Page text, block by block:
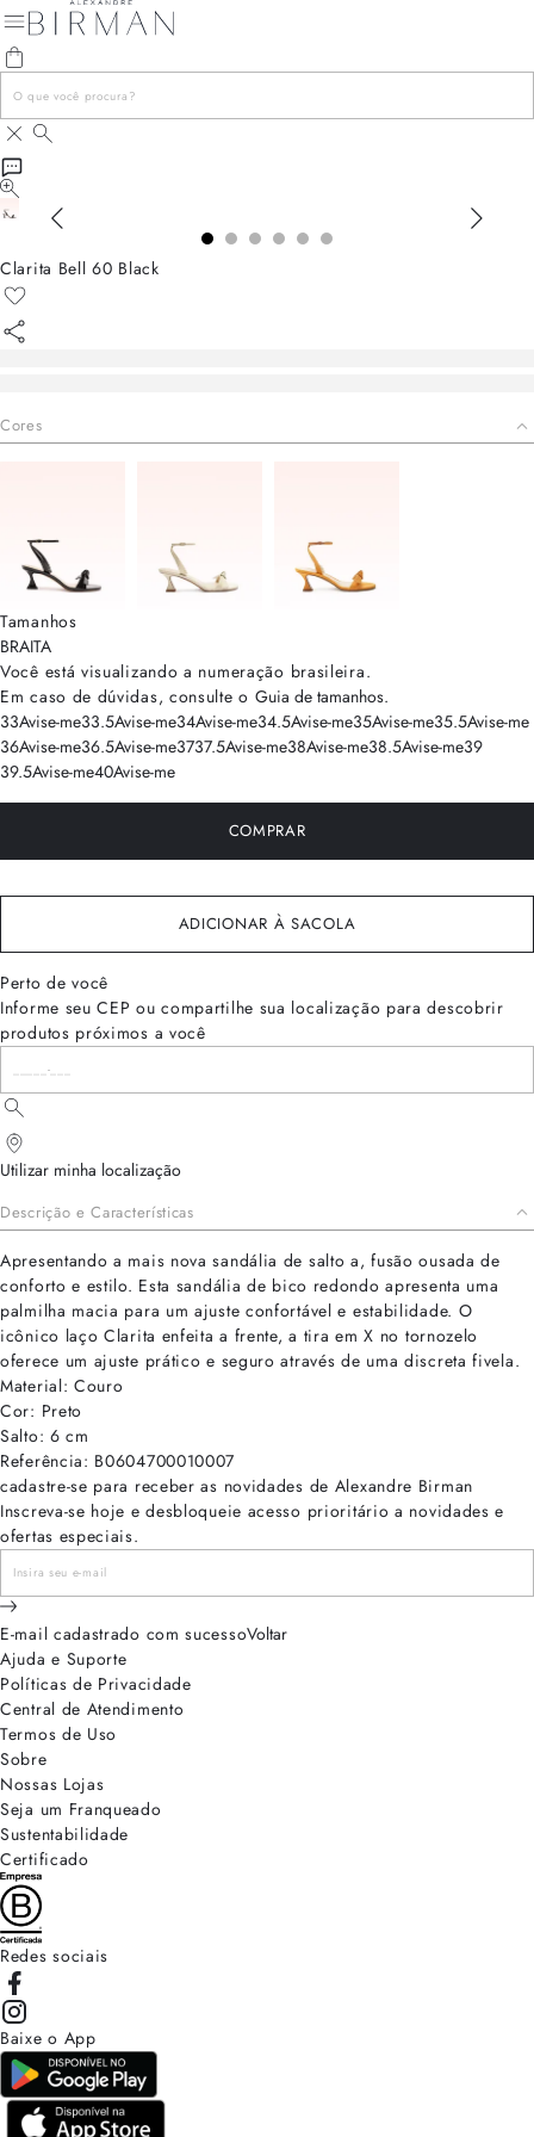
Clarita Bell 60 Black
Cores
Tamanhos
BRAITA
Você está visualizando a numeração brasileira.
Em caso de dúvidas, consulte o Guia de tamanhos.
33Avise-me33.5Avise-me34Avise-me34.5Avise-me35Avise-me35.5Avise-me
36Avise-me36.5Avise-me3737.5Avise-me38Avise-me38.5Avise-me39
39.5Avise-me40Avise-me
COMPRAR
ADICIONAR À SACOLA
Perto de você
Informe seu CEP ou compartilhe sua localização para descobrir
produtos próximos a você
Utilizar minha localização
Descrição e Características
Apresentando a mais nova sandália de salto a, fusão ousada de
conforto e estilo. Esta sandália de bico redondo apresenta uma
palmilha macia para um ajuste confortável e estabilidade. O
icônico laço Clarita enfeita a frente, a tira em X no tornozelo
oferece um ajuste prático e seguro através de uma discreta fivela.
Material: Couro
Cor: Preto
Salto: 6 cm
Referência: B0604700010007
cadastre-se para receber as novidades de Alexandre Birman
Inscreva-se hoje e desbloqueie acesso prioritário a novidades e
ofertas especiais.
E-mail cadastrado com sucessoVoltar
Ajuda e Suporte
Políticas de Privacidade
Central de Atendimento
Termos de Uso
Sobre
Nossas Lojas
Seja um Franqueado
Sustentabilidade
Certificado
Redes sociais
Baixe o App